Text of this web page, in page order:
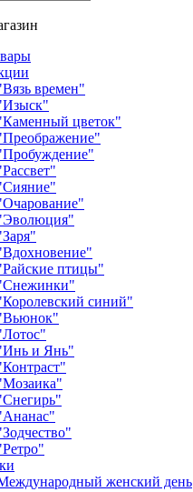
времен"
цветок"
птицы"
синий"
и Янь"
женский день